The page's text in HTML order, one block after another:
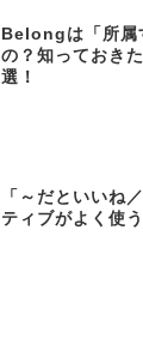
Belongは「所属
の？知っておき
選！
「～だといいね
ティブがよく使